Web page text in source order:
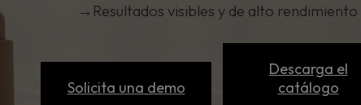
→ Resultados visibles y de alto rendimiento
Solicita una demo
Descarga el
catálogo